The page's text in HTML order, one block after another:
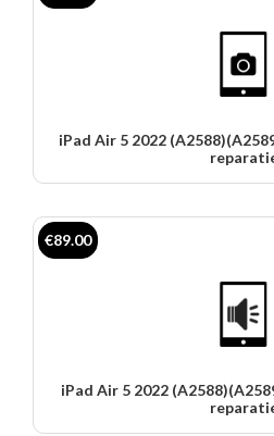
iPad Air 5 2022
iPad Air 5 2022
€89.00